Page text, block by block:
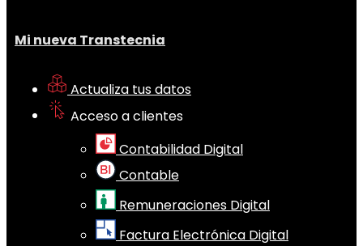
Mi nueva Transtecnia
Actualiza tus datos
Acceso a clientes
Contabilidad Digital
Contable
Remuneraciones Digital
Factura Electrónica Digital